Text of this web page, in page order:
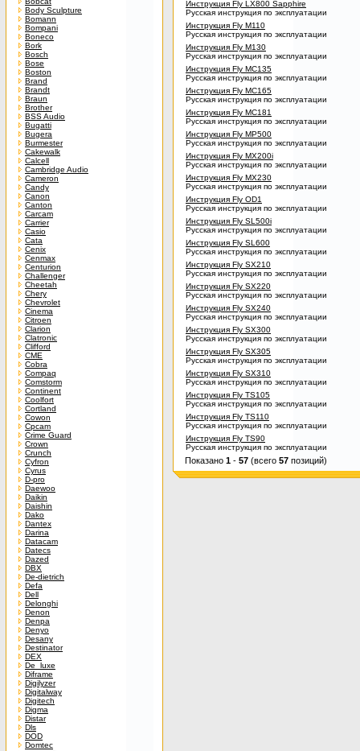
Body Sculpture
Bomann
Bompani
Boneco
Bork
Bosch
Bose
Boston
Brand
Brandt
Braun
Brother
BSS Audio
Bugatti
Bugera
Burmester
Cakewalk
Calcell
Cambridge Audio
Cameron
Candy
Canon
Canton
Carcam
Carrier
Casio
Cata
Cenix
Cenmax
Centurion
Challenger
Cheetah
Chery
Chevrolet
Cinema
Citroen
Clarion
Clatronic
Clifford
CME
Cobra
Compaq
Comstorm
Continent
Coolfort
Cortland
Cowon
Cpcam
Crime Guard
Crown
Crunch
Cyfron
Cyrus
D-pro
Daewoo
Daikin
Daishin
Dako
Dantex
Darina
Datacam
Datecs
Dazed
DBX
De-dietrich
Defa
Dell
Delonghi
Denon
Denpa
Denyo
Desany
Destinator
DEX
De_luxe
Diframe
Digilyzer
Digitalway
Digitech
Digma
Distar
Dls
DOD
Domtec
Инструкция Fly LX800 Sapphire
Русская инструкция по эксплуатации
Инструкция Fly M110
Русская инструкция по эксплуатации
Инструкция Fly M130
Русская инструкция по эксплуатации
Инструкция Fly MC135
Русская инструкция по эксплуатации
Инструкция Fly MC165
Русская инструкция по эксплуатации
Инструкция Fly MC181
Русская инструкция по эксплуатации
Инструкция Fly MP500
Русская инструкция по эксплуатации
Инструкция Fly MX200i
Русская инструкция по эксплуатации
Инструкция Fly MX230
Русская инструкция по эксплуатации
Инструкция Fly OD1
Русская инструкция по эксплуатации
Инструкция Fly SL500i
Русская инструкция по эксплуатации
Инструкция Fly SL600
Русская инструкция по эксплуатации
Инструкция Fly SX210
Русская инструкция по эксплуатации
Инструкция Fly SX220
Русская инструкция по эксплуатации
Инструкция Fly SX240
Русская инструкция по эксплуатации
Инструкция Fly SX300
Русская инструкция по эксплуатации
Инструкция Fly SX305
Русская инструкция по эксплуатации
Инструкция Fly SX310
Русская инструкция по эксплуатации
Инструкция Fly TS105
Русская инструкция по эксплуатации
Инструкция Fly TS110
Русская инструкция по эксплуатации
Инструкция Fly TS90
Русская инструкция по эксплуатации
Показано 1 - 57 (всего 57 позиций)